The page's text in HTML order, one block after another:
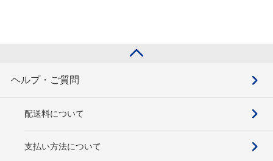
ヘルプ・ご質問
配送料について
支払い方法について